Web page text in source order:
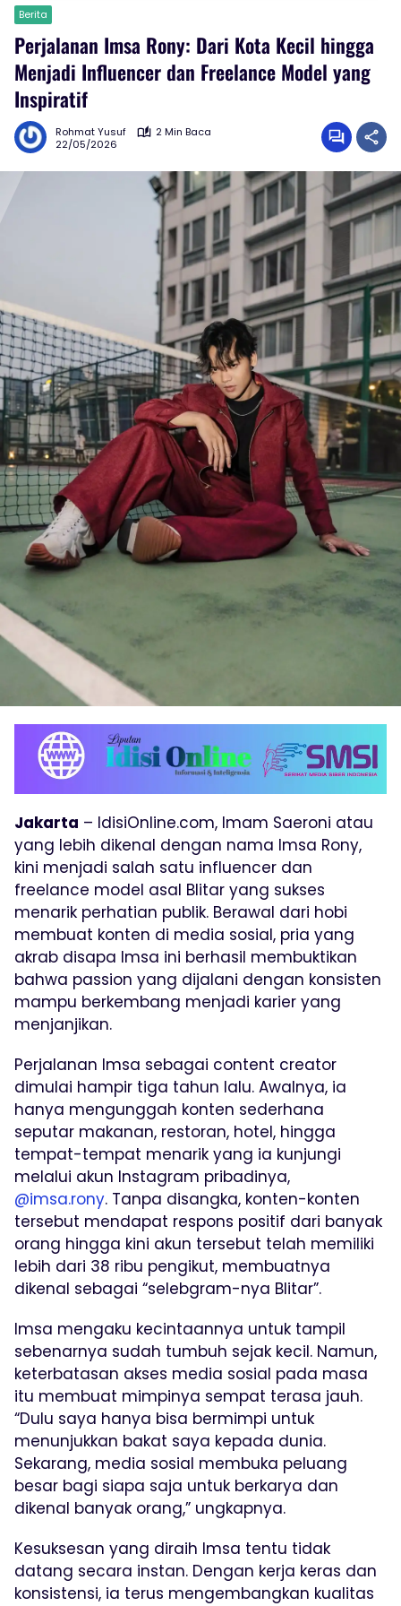
Berita
Perjalanan Imsa Rony: Dari Kota Kecil hingga
Menjadi Influencer dan Freelance Model yang
Inspiratif
Rohmat Yusuf
2 Min Baca
22/05/2026
Jakarta – IdisiOnline.com, Imam Saeroni atau
yang lebih dikenal dengan nama Imsa Rony,
kini menjadi salah satu influencer dan
freelance model asal Blitar yang sukses
menarik perhatian publik. Berawal dari hobi
membuat konten di media sosial, pria yang
akrab disapa Imsa ini berhasil membuktikan
bahwa passion yang dijalani dengan konsisten
mampu berkembang menjadi karier yang
menjanjikan.
Perjalanan Imsa sebagai content creator
dimulai hampir tiga tahun lalu. Awalnya, ia
hanya mengunggah konten sederhana
seputar makanan, restoran, hotel, hingga
tempat-tempat menarik yang ia kunjungi
melalui akun Instagram pribadinya,
@imsa.rony. Tanpa disangka, konten-konten
tersebut mendapat respons positif dari banyak
orang hingga kini akun tersebut telah memiliki
lebih dari 38 ribu pengikut, membuatnya
dikenal sebagai “selebgram-nya Blitar”.
Imsa mengaku kecintaannya untuk tampil
sebenarnya sudah tumbuh sejak kecil. Namun,
keterbatasan akses media sosial pada masa
itu membuat mimpinya sempat terasa jauh.
“Dulu saya hanya bisa bermimpi untuk
menunjukkan bakat saya kepada dunia.
Sekarang, media sosial membuka peluang
besar bagi siapa saja untuk berkarya dan
dikenal banyak orang,” ungkapnya.
Kesuksesan yang diraih Imsa tentu tidak
datang secara instan. Dengan kerja keras dan
konsistensi, ia terus mengembangkan kualitas